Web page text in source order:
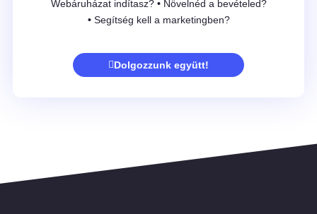
Webáruházat indítasz? •Növelnéd a bevételed?
• Segítség kell a marketingben?
Dolgozzunk együtt!